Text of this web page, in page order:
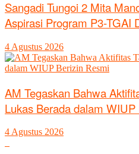
Sangadi Tungoi 2 Mita
Aspirasi Program P3-TGAI
4 Agustus 2026
AM Tegaskan Bahwa
Lukas Berada dalam
4 Agustus 2026